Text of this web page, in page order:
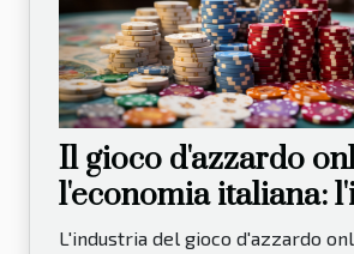
Il gioco d'azzardo
l'economia italiana:
dei casinò non
L'industria del gioco d'azzardo